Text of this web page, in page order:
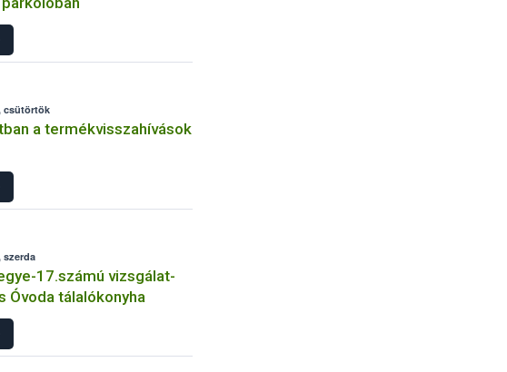
csütörtök
a termékvisszahívások
szerda
17.számú vizsgálat-
Óvoda tálalókonyha